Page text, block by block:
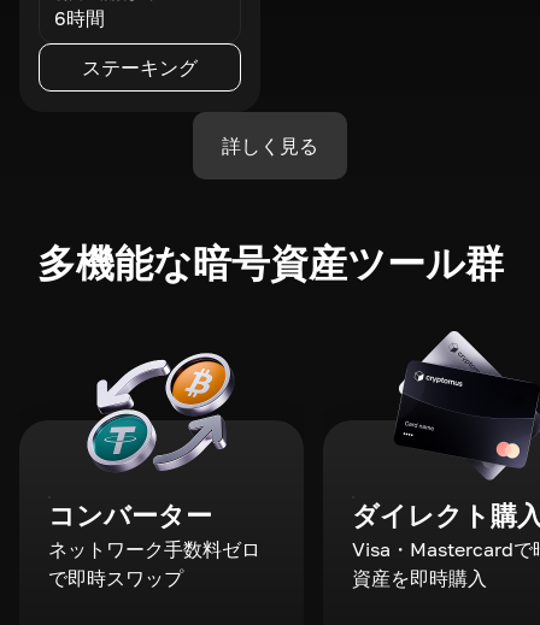
6時間
ステーキング
詳しく見る
多機能な暗号資産ツール群
コンバーター
ネットワーク手数料ゼロ
で即時スワップ
ダイレクト購
Visa・Mastercardで
資産を即時購入